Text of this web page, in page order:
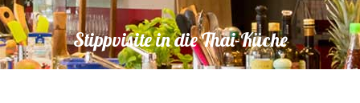
Stippvisite in die Thai-Küche